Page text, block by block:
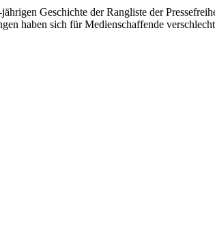
Geschichte der Rangliste der
haben sich für Medienschaffende